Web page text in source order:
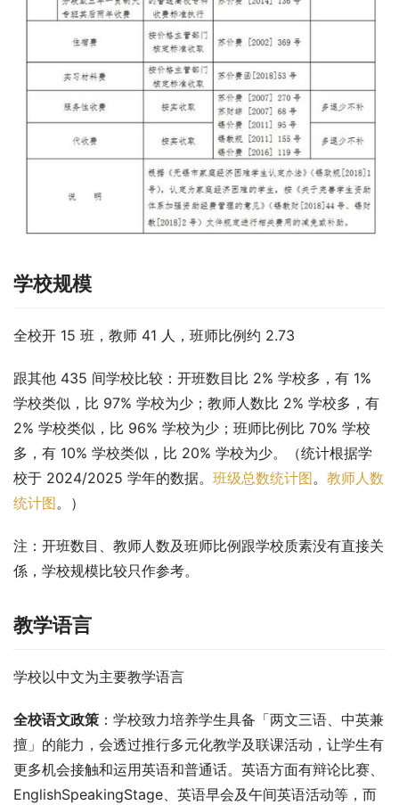
学校规模
全校开 15 班，教师 41 人，班师比例约 2.73
跟其他 435 间学校比较：开班数目比 2% 学校多，有 1%
学校类似，比 97% 学校为少；教师人数比 2% 学校多，有
2% 学校类似，比 96% 学校为少；班师比例比 70% 学校
多，有 10% 学校类似，比 20% 学校为少。（统计根据学
校于 2024/2025 学年的数据。 班级总数统计图。 教师人数
统计图。）
注：开班数目、教师人数及班师比例跟学校质素没有直接关
係，学校规模比较只作参考。
教学语言
学校以中文为主要教学语言
全校语文政策 ：学校致力培养学生具备「两文三语、中英兼
擅」的能力，会透过推行多元化教学及联课活动，让学生有
更多机会接触和运用英语和普通话。英语方面有辩论比赛、
EnglishSpeakingStage、英语早会及午间英语活动等，而